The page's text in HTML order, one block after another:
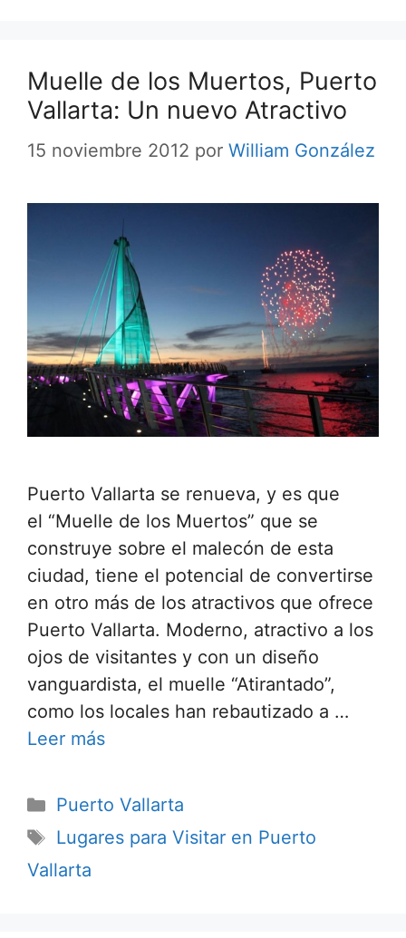
Muelle de los Muertos, Puerto
Vallarta: Un nuevo Atractivo
15 noviembre 2012 por William González
Puerto Vallarta se renueva, y es que
el “Muelle de los Muertos” que se
construye sobre el malecón de esta
ciudad, tiene el potencial de convertirse
en otro más de los atractivos que ofrece
Puerto Vallarta. Moderno, atractivo a los
ojos de visitantes y con un diseño
vanguardista, el muelle “Atirantado”,
como los locales han rebautizado a …
Leer más
Categorías
Puerto Vallarta
Etiquetas
Lugares para Visitar en Puerto
Vallarta